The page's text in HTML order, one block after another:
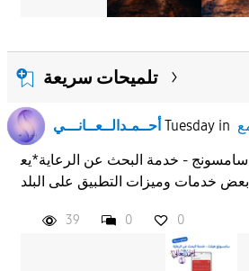
تلميحات سريعة
أحــمـدالــعــانـــي Tuesdayin
- خدمة البحث عن الرعاية*يع
39 0 0